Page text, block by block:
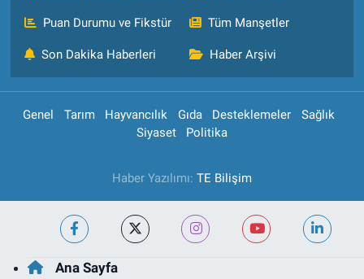
Puan Durumu ve Fikstür Tüm Manşetler
Son Dakika Haberleri Haber Arşivi
Genel Tarım Hayvancılık Gıda Desteklemeler
Sağlık
Siyaset
Politika
Haber Yazılımı: TE Bilişim
Ana Sayfa